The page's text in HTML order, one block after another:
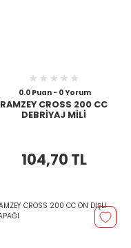
0.0 Puan - 0 Yorum
RAMZEY CROSS 200 CC
DEBRİYAJ MİLİ
104,70 TL